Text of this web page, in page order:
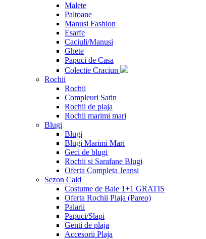
Malete
Paltoane
Manusi Fashion
Esarfe
Caciuli/Manusi
Ghete
Papuci de Casa
Colectie Craciun
Rochii
Rochii
Compleuri Satin
Rochii de plaja
Rochii marimi mari
Blugi
Blugi
Blugi Marimi Mari
Geci de blugi
Rochii si Sarafane Blugi
Oferta Completa Jeansi
Sezon Cald
Costume de Baie 1+1 GRATIS
Oferta Rochii Plaja (Pareo)
Palarii
Papuci/Slapi
Genti de plaja
Accesorii Plaja